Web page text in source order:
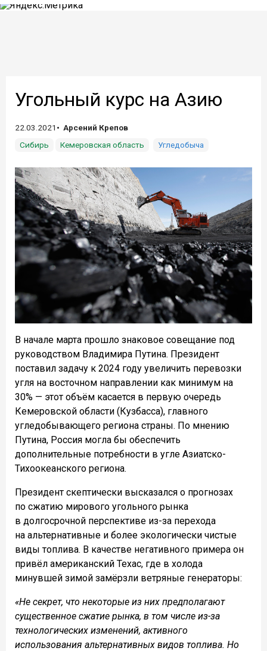
Угольный курс на Азию
22.03.2021
Арсений Крепов
Сибирь
Кемеровская область Угледобыча
В начале марта прошло знаковое совещание под
руководством Владимира Путина. Президент
поставил задачу к 2024 году увеличить перевозки
угля на восточном направлении как минимум на
30% — этот объём касается в первую очередь
Кемеровской области (Кузбасса), главного
угледобывающего региона страны. По мнению
Путина, Россия могла бы обеспечить
дополнительные потребности в угле Азиатско-
Тихоокеанского региона.
Президент скептически высказался о прогнозах
по сжатию мирового угольного рынка
в долгосрочной перспективе из-за перехода
на альтернативные и более экологически чистые
виды топлива. В качестве негативного примера он
привёл американский Техас, где в холода
минувшей зимой замёрзли ветряные генераторы:
«Не секрет, что некоторые из них предполагают
существенное сжатие рынка, в том числе из-за
технологических изменений, активного
использования альтернативных видов топлива. Но